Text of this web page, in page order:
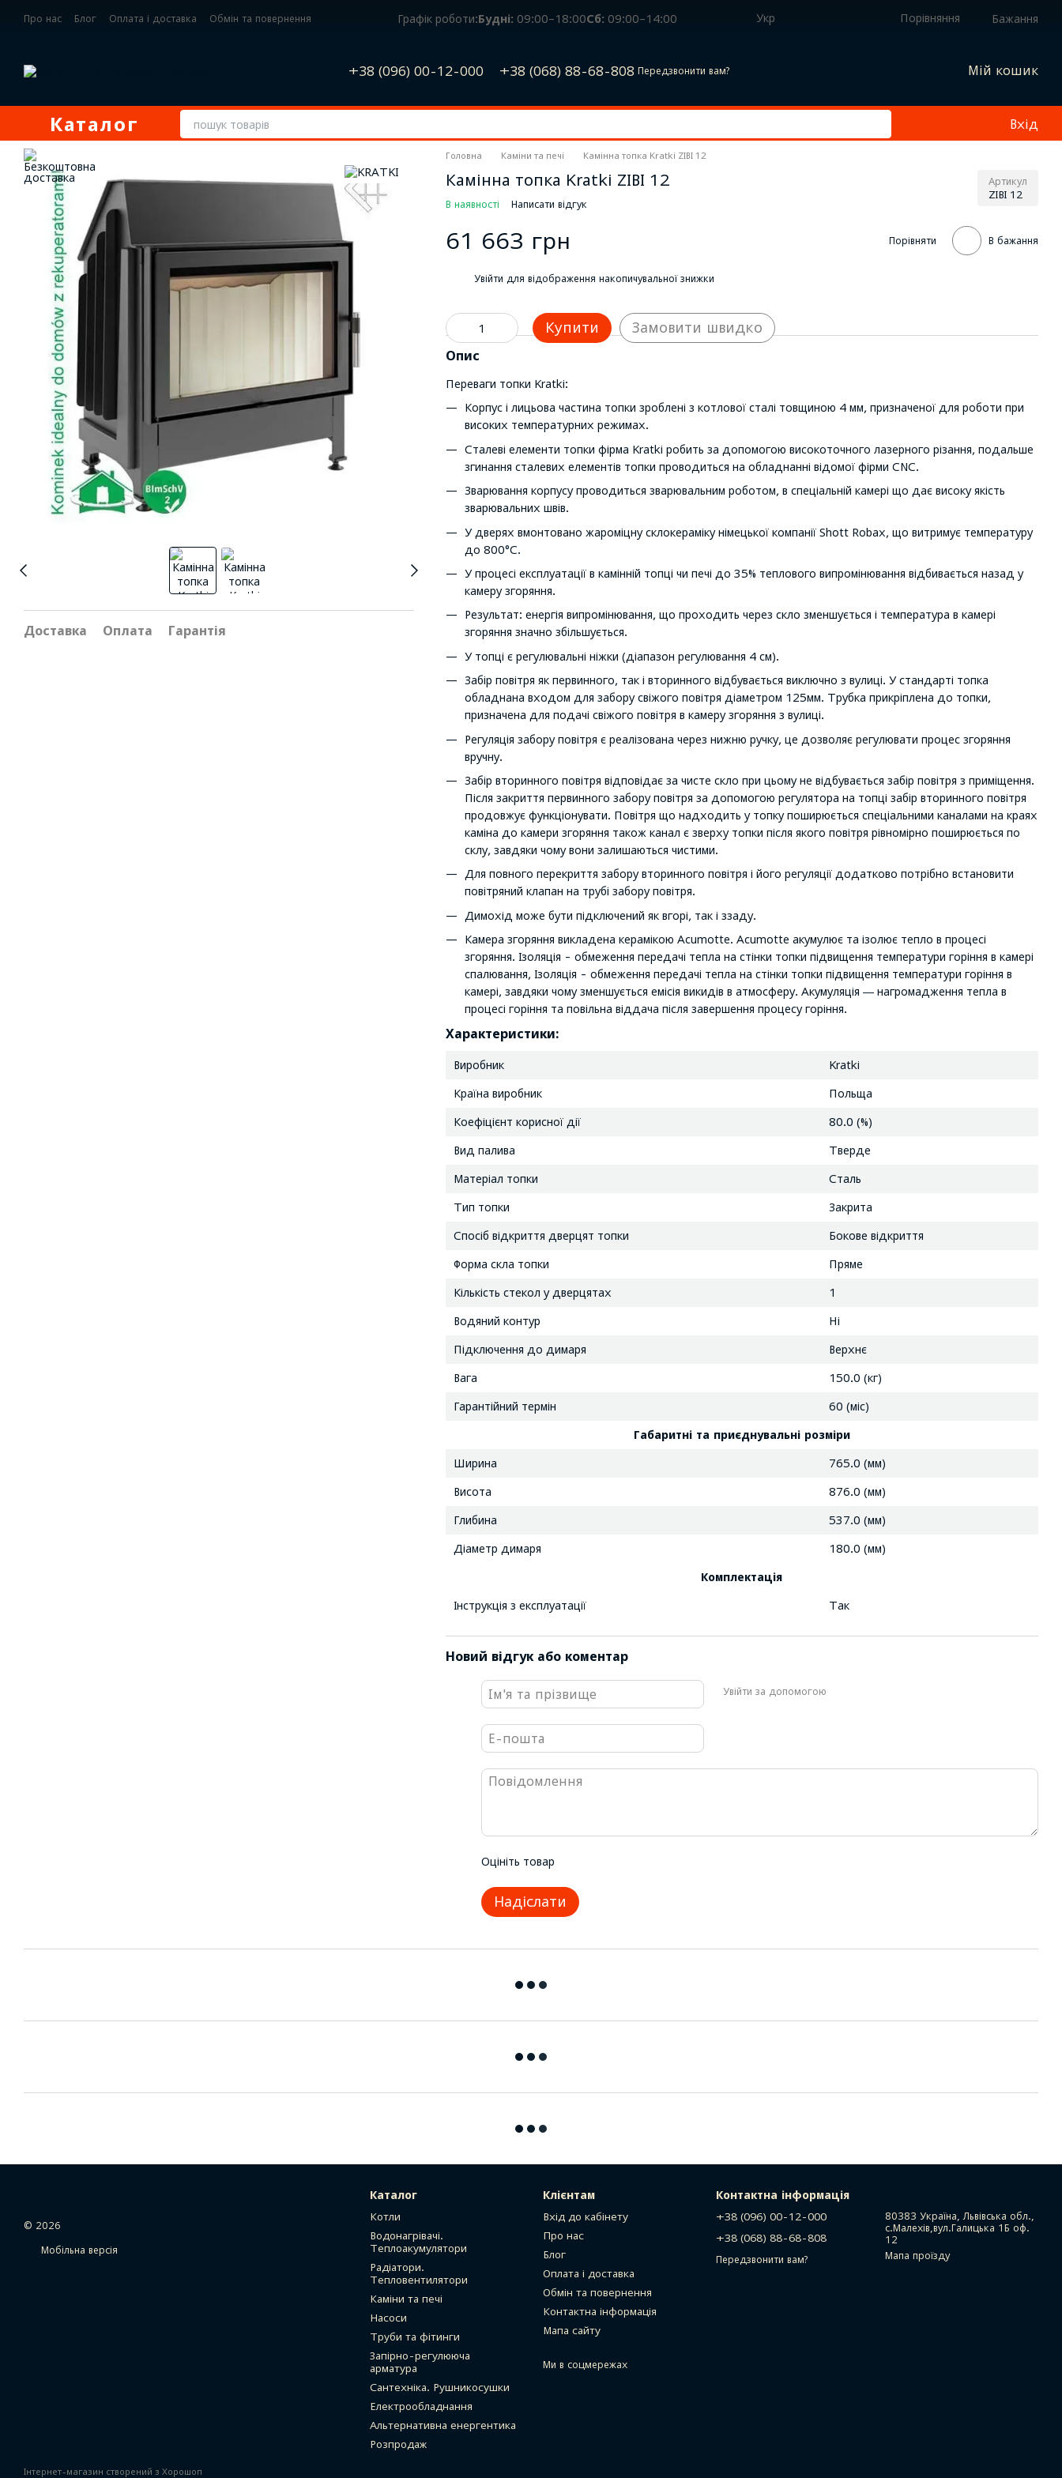
Про нас Блог Оплата і доставка
Обмін та повернення
Графік роботи:Будні: 09:00–18:00Сб: 09:00–14:00 Укр Порівняння Бажання
+38 (096) 00-12-000 +38 (068) 88-68-808 Передзвонити вам? Мій кошик
Каталог Вхід
Доставка Оплата Гарантія
Головна Каміни та печі Камінна топка Kratki ZIBI 12
Камінна топка Kratki ZIBI 12 Артикул
ZIBI 12
В наявності Написати відгук
61 663 грн Порівняти В бажання
Увійти для відображення накопичувальної знижки
Купити Замовити швидко
Опис
Переваги топки Kratki:
Корпус і лицьова частина топки зроблені з котлової сталі товщиною 4 мм, призначеної для роботи при
високих температурних режимах.
Сталеві елементи топки фірма Kratki робить за допомогою високоточного лазерного різання, подальше
згинання сталевих елементів топки проводиться на обладнанні відомої фірми CNC.
Зварювання корпусу проводиться зварювальним роботом, в спеціальній камері що дає високу якість
зварювальних швів.
У дверях вмонтовано жароміцну склокераміку німецької компанії Shott Robax, що витримує температуру
до 800°C.
У процесі експлуатації в камінній топці чи печі до 35% теплового випромінювання відбивається назад у
камеру згоряння.
Результат: енергія випромінювання, що проходить через скло зменшується і температура в камері
згоряння значно збільшується.
У топці є регулювальні ніжки (діапазон регулювання 4 см).
Забір повітря як первинного, так і вторинного відбувається виключно з вулиці. У стандарті топка
обладнана входом для забору свіжого повітря діаметром 125мм. Трубка прикріплена до топки,
призначена для подачі свіжого повітря в камеру згоряння з вулиці.
Регуляція забору повітря є реалізована через нижню ручку, це дозволяє регулювати процес згоряння
вручну.
Забір вторинного повітря відповідає за чисте скло при цьому не відбувається забір повітря з приміщення.
Після закриття первинного забору повітря за допомогою регулятора на топці забір вторинного повітря
продовжує функціонувати. Повітря що надходить у топку поширюється спеціальними каналами на краях
каміна до камери згоряння також канал є зверху топки після якого повітря рівномірно поширюється по
склу, завдяки чому вони залишаються чистими.
Для повного перекриття забору вторинного повітря і його регуляції додатково потрібно встановити
повітряний клапан на трубі забору повітря.
Димохід може бути підключений як вгорі, так і ззаду.
Камера згоряння викладена керамікою Acumotte. Acumotte акумулює та ізолює тепло в процесі
згоряння. Ізоляція - обмеження передачі тепла на стінки топки підвищення температури горіння в камері
спалювання, Ізоляція - обмеження передачі тепла на стінки топки підвищення температури горіння в
камері, завдяки чому зменшується емісія викидів в атмосферу. Акумуляція ― нагромадження тепла в
процесі горіння та повільна віддача після завершення процесу горіння.
Характеристики:
Виробник Kratki
Країна виробник Польща
Коефіцієнт корисної дії 80.0 (%)
Вид палива Тверде
Матеріал топки Сталь
Тип топки Закрита
Спосіб відкриття дверцят топки Бокове відкриття
Форма скла топки Пряме
Кількість стекол у дверцятах 1
Водяний контур Ні
Підключення до димаря Верхнє
Вага 150.0 (кг)
Гарантійний термін 60 (міс)
Габаритні та приєднувальні розміри
Ширина 765.0 (мм)
Висота 876.0 (мм)
Глибина 537.0 (мм)
Діаметр димаря 180.0 (мм)
Комплектація
Інструкція з експлуатації Так
Новий відгук або коментар
Увійти за допомогою
Оцініть товар
Надіслати
© 2026
Мобільна версія
Інтернет-магазин створений з Хорошоп
Каталог
Котли
Водонагрівачі.
Теплоакумулятори
Радіатори.
Тепловентилятори
Каміни та печі
Насоси
Труби та фітинги
Запірно-регулююча
арматура
Сантехніка. Рушникосушки
Електрообладнання
Альтернативна енергентика
Розпродаж
Клієнтам
Вхід до кабінету
Про нас
Блог
Оплата і доставка
Обмін та повернення
Контактна інформація
Мапа сайту
Ми в соцмережах
Контактна інформація
+38 (096) 00-12-000
+38 (068) 88-68-808
Передзвонити вам?
80383 Україна, Львівська обл.,
с.Малехів,вул.Галицька 1Б оф.
12
Мапа проїзду